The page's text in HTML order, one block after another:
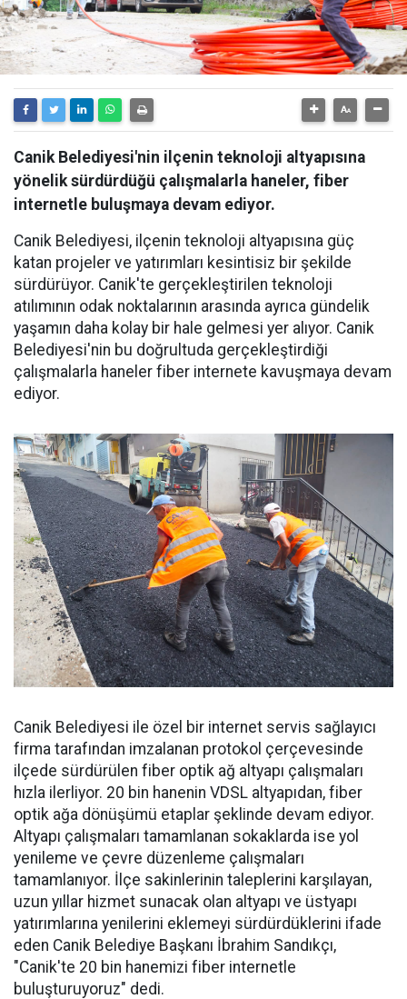
Canik Belediyesi'nin ilçenin teknoloji altyapısına
yönelik sürdürdüğü çalışmalarla haneler, fiber
internetle buluşmaya devam ediyor.
Canik Belediyesi, ilçenin teknoloji altyapısına güç
katan projeler ve yatırımları kesintisiz bir şekilde
sürdürüyor. Canik'te gerçekleştirilen teknoloji
atılımının odak noktalarının arasında ayrıca gündelik
yaşamın daha kolay bir hale gelmesi yer alıyor. Canik
Belediyesi'nin bu doğrultuda gerçekleştirdiği
çalışmalarla haneler fiber internete kavuşmaya devam
ediyor.
Canik Belediyesi ile özel bir internet servis sağlayıcı
firma tarafından imzalanan protokol çerçevesinde
ilçede sürdürülen fiber optik ağ altyapı çalışmaları
hızla ilerliyor. 20 bin hanenin VDSL altyapıdan, fiber
optik ağa dönüşümü etaplar şeklinde devam ediyor.
Altyapı çalışmaları tamamlanan sokaklarda ise yol
yenileme ve çevre düzenleme çalışmaları
tamamlanıyor. İlçe sakinlerinin taleplerini karşılayan,
uzun yıllar hizmet sunacak olan altyapı ve üstyapı
yatırımlarına yenilerini eklemeyi sürdürdüklerini ifade
eden Canik Belediye Başkanı İbrahim Sandıkçı,
"Canik'te 20 bin hanemizi fiber internetle
buluşturuyoruz" dedi.